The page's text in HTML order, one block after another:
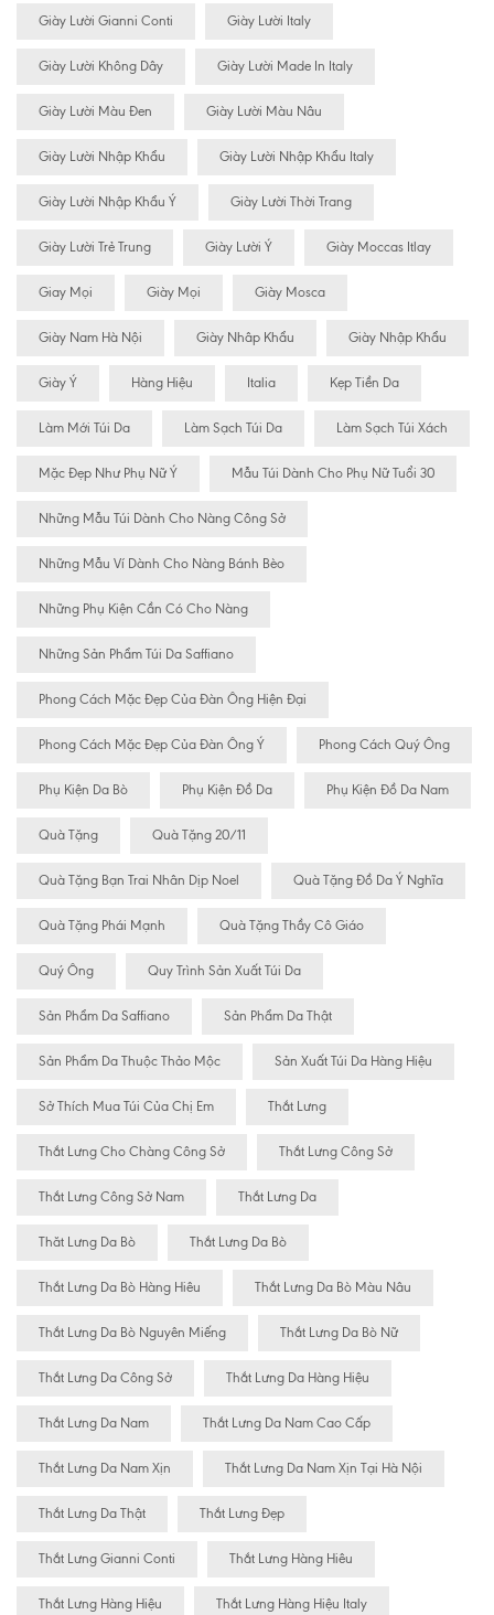
Giày Lười Gianni Conti Giày Lười Italy
Giày Lười Không Dây Giày Lười Made In Italy
Giày Lười Màu Đen Giày Lười Màu Nâu
Giày Lười Nhập Khẩu Giày Lười Nhập Khẩu Italy
Giày Lười Nhập Khẩu Ý Giày Lười Thời Trang
Giày Lười Trẻ Trung Giày Lười Ý Giày Moccas Itlay
Giay Mọi Giày Mọi Giày Mosca
Giày Nam Hà Nội Giày Nhâp Khẩu Giày Nhập Khẩu
Giày Ý Hàng Hiệu Italia Kẹp Tiền Da
Làm Mới Túi Da Làm Sạch Túi Da Làm Sạch Túi Xách
Mặc Đẹp Như Phụ Nữ Ý Mẫu Túi Dành Cho Phụ Nữ Tuổi 30
Những Mẫu Túi Dành Cho Nàng Công Sở
Những Mẫu Ví Dành Cho Nàng Bánh Bèo
Những Phụ Kiện Cần Có Cho Nàng
Những Sản Phẩm Túi Da Saffiano
Phong Cách Mặc Đẹp Của Đàn Ông Hiện Đại
Phong Cách Mặc Đẹp Của Đàn Ông Ý Phong Cách Quý Ông
Phụ Kiện Da Bò Phụ Kiện Đồ Da Phụ Kiện Đồ Da Nam
Quà Tặng Quà Tặng 20/11
Quà Tặng Bạn Trai Nhân Dịp Noel Quà Tặng Đồ Da Ý Nghĩa
Quà Tặng Phái Mạnh Quà Tặng Thầy Cô Giáo
Quý Ông Quy Trình Sản Xuất Túi Da
Sản Phẩm Da Saffiano Sản Phẩm Da Thật
Sản Phẩm Da Thuộc Thảo Mộc Sản Xuất Túi Da Hàng Hiệu
Sở Thích Mua Túi Của Chị Em Thắt Lưng
Thắt Lưng Cho Chàng Công Sở Thắt Lưng Công Sở
Thắt Lưng Công Sở Nam Thắt Lưng Da
Thăt Lưng Da Bò Thắt Lưng Da Bò
Thắt Lưng Da Bò Hàng Hiêu Thắt Lưng Da Bò Màu Nâu
Thắt Lưng Da Bò Nguyên Miếng Thắt Lưng Da Bò Nữ
Thắt Lưng Da Công Sở Thắt Lưng Da Hàng Hiệu
Thắt Lưng Da Nam Thắt Lưng Da Nam Cao Cấp
Thắt Lưng Da Nam Xịn Thắt Lưng Da Nam Xịn Tại Hà Nội
Thắt Lưng Da Thật Thắt Lưng Đẹp
Thắt Lưng Gianni Conti Thắt Lưng Hàng Hiêu
Thắt Lưng Hàng Hiệu Thắt Lưng Hàng Hiệu Italy